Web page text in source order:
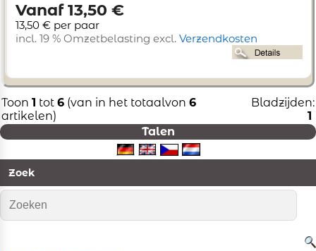
Talen
Zoek
Vanaf 13,50 €
13,50 € per paar
incl. 19 % Omzetbelasting excl. Verzendkosten
Toon 1 tot 6 (van in het totaalvon 6
artikelen)
Bladzijden:
1